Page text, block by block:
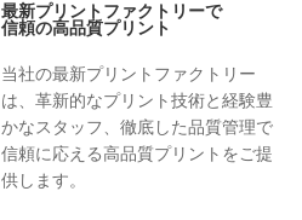
最新プリントファクトリーで
信頼の高品質プリント
当社の最新プリントファクトリー
は、革新的なプリント技術と経験豊
かなスタッフ、徹底した品質管理で
信頼に応える高品質プリントをご提
供します。